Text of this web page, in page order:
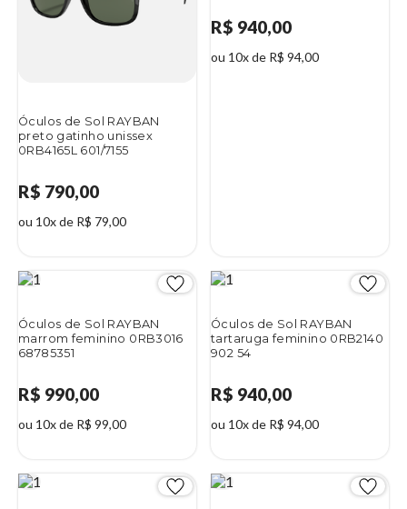
Óculos de Sol RAYBAN
preto gatinho unissex
0RB4165L 601/7155
R$ 790,00
ou 10x de R$ 79,00
R$ 940,00
ou 10x de R$ 94,00
Óculos de Sol RAYBAN
marrom feminino 0RB3016
68785351
R$ 990,00
ou 10x de R$ 99,00
Óculos de Sol RAYBAN
tartaruga feminino 0RB2140
902 54
R$ 940,00
ou 10x de R$ 94,00